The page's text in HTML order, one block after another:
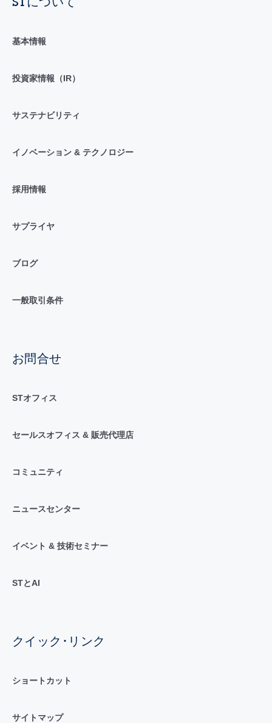
基本情報
投資家情報（IR）
サステナビリティ
イノベーション & テクノロジー
採用情報
サプライヤ
ブログ
一般取引条件
お問合せ
STオフィス
セールスオフィス & 販売代理店
コミュニティ
ニュースセンター
イベント & 技術セミナー
STとAI
クイック･リンク
ショートカット
サイトマップ